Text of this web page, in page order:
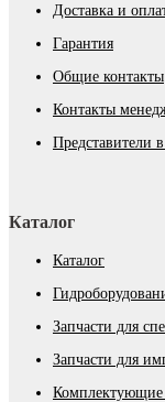
Доставка и
Гарантия
Общие контакты
Контакты
Представители
Каталог
Каталог
Запчасти для
Запчасти для
Комплектующие